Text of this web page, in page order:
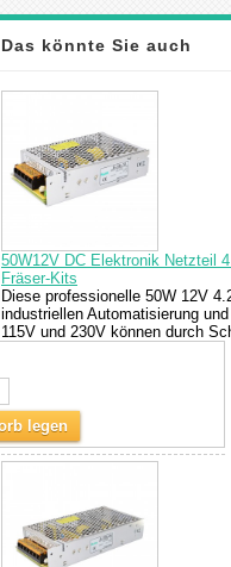
Das könnte Sie auch
interessieren
50W12V DC Elektronik Netzteil
Fräser-Kits
Diese professionelle 50W 12V
industriellen Automatisierung
115V und 230V können durch
legen